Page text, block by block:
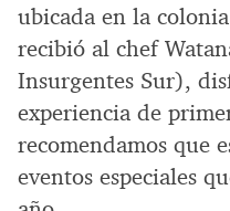
ubicada en la
recibió al chef
Insurgentes Sur),
experiencia de
recomendamos que
eventos especiales